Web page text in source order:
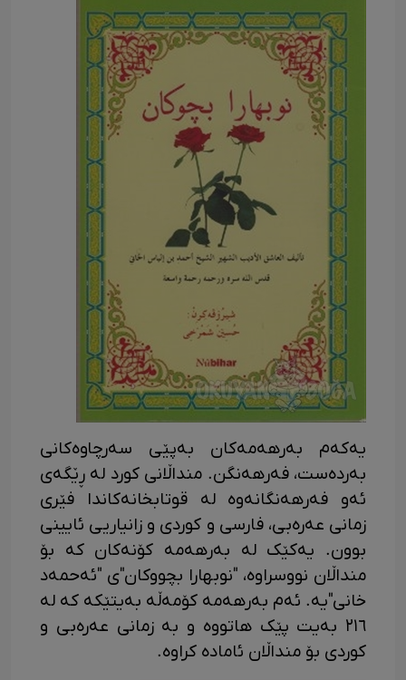
یەکەم بەرهەمەکان بەپێی سەرچاوەکانی
بەردەست، فەرهەنگن. منداڵانی کورد لە ڕێگەی
ئەو فەرهەنگانەوە لە قوتابخانەکاندا فێری
زمانی عەرەبی، فارسی و کوردی و زانیاریی ئایینی
بوون. یەکێک لە بەرهەمە کۆنەکان کە بۆ
منداڵان نووسراوە، "نوبهارا بچووکان"ی "ئەحمەد
خانی"یە. ئەم بەرهەمە کۆمەڵە بەیتێکە کە لە
٢١٦ بەیت پێک هاتووە و بە زمانی عەرەبی و
کوردی بۆ منداڵان ئامادە کراوە.